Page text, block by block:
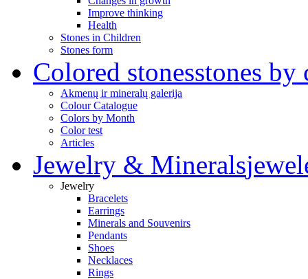
Improve thinking
Health
Stones in Children
Stones form
Colored stonesstones by
Akmenų ir mineralų galerija
Colour Catalogue
Colors by Month
Color test
Articles
Jewelry & Minerals
Jewelry
Bracelets
Earrings
Minerals and Souvenirs
Pendants
Shoes
Necklaces
Rings